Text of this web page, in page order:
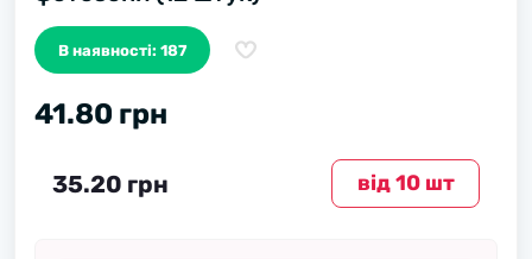
В наявності: 187
41.80 грн
вiд 10 шт
35.20 грн